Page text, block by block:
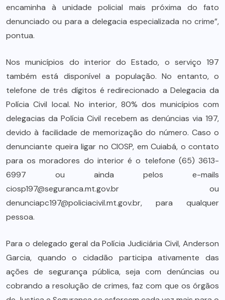
encaminha à unidade policial mais próxima do fato
denunciado ou para a delegacia especializada no crime”,
pontua.
Nos municípios do interior do Estado, o serviço 197
também está disponível a população. No entanto, o
telefone de três dígitos é redirecionado a Delegacia da
Polícia Civil local. No interior, 80% dos municípios com
delegacias da Polícia Civil recebem as denúncias via 197,
devido à facilidade de memorização do número. Caso o
denunciante queira ligar no CIOSP, em Cuiabá, o contato
para os moradores do interior é o telefone (65) 3613-
6997 ou ainda pelos e-mails
ciosp197@seguranca.mt.gov.br ou
denunciapc197@policiacivil.mt.gov.br, para qualquer
pessoa.
Para o delegado geral da Polícia Judiciária Civil, Anderson
Garcia, quando o cidadão participa ativamente das
ações de segurança pública, seja com denúncias ou
cobrando a resolução de crimes, faz com que os órgãos